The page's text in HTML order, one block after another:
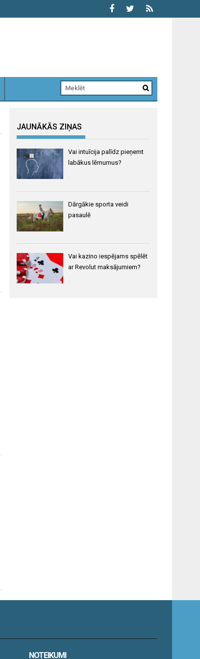
JAUNĀKĀS ZIŅAS
Vai intuīcija palīdz pieņemt
labākus lēmumus?
Dārgākie sporta veidi
pasaulē
Vai kazino iespējams spēlēt
ar Revolut maksājumiem?
NOTEIKUMI